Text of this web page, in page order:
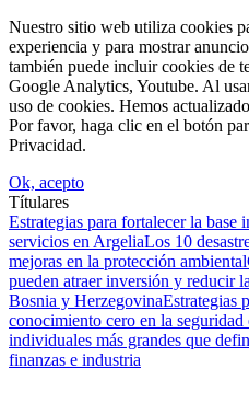
Nuestro sitio web utiliza cookies
experiencia y para mostrar
también puede incluir cookies de
Google Analytics, Youtube. Al
uso de cookies. Hemos
Por favor, haga clic en el botón
Privacidad.
Ok, acepto
Títulares
Estrategias para fortalecer la base
servicios en ArgeliaLos 10
mejoras en la protección ambiental
pueden atraer inversión y reducir
Bosnia y HerzegovinaEstrategias
conocimiento cero en la seguridad
individuales más grandes que
finanzas e industria